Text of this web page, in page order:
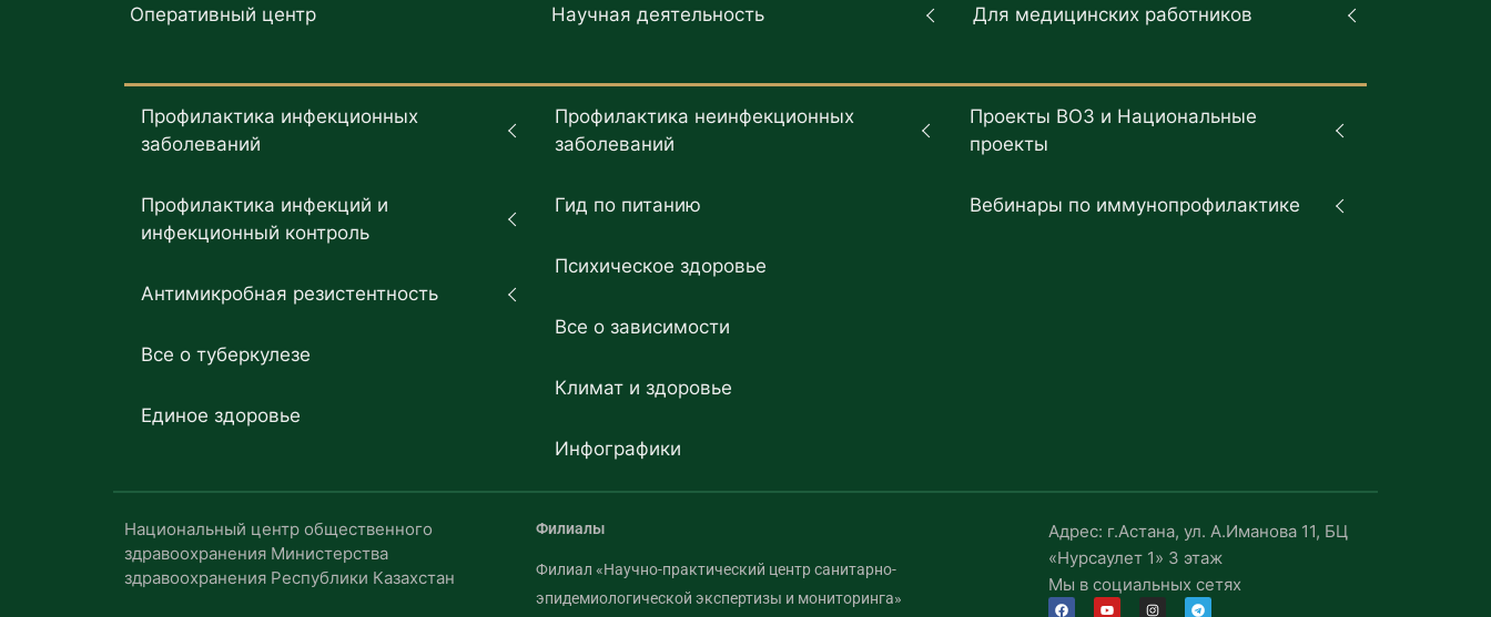
Оперативный центр Научная деятельность Для медицинских работников
Профилактика инфекционных
заболеваний
Профилактика инфекций и
инфекционный контроль
Антимикробная резистентность
Все о туберкулезе
Единое здоровье
Профилактика неинфекционных
заболеваний
Гид по питанию
Психическое здоровье
Все о зависимости
Климат и здоровье
Инфографики
Проекты ВОЗ и Национальные
проекты
Вебинары по иммунопрофилактике
Национальный центр общественного
здравоохранения Министерства
здравоохранения Республики Казахстан
Филиалы
Филиал «Научно-практический центр санитарно-
эпидемиологической экспертизы и мониторинга»
Адрес: г.Астана, ул. А.Иманова 11, БЦ
«Нурсаулет 1» 3 этаж
Мы в социальных сетях